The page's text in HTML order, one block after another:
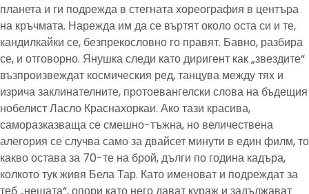
планета и ги подрежда в стегната хореография в центъра
на кръчмата. Нарежда им да се въртят около оста си и те,
кандилкайки се, безпрекословно го правят. Бавно, разбира
се, и отговорно. Янушка следи като диригент как „звездите“
възпроизвеждат космическия ред, танцува между тях и
изрича заклинателните, протоевангелски слова на бъдещия
нобелист Ласло Краснахоркаи. Ако тази красива,
саморазказваща се смешно-тъжна, но величествена
алегория се случва само за двайсет минути в един филм, то
какво остава за 70-те на брой, дълги по година кадъра,
колкото тук живя Бела Тар. Като именоват и подреждат за